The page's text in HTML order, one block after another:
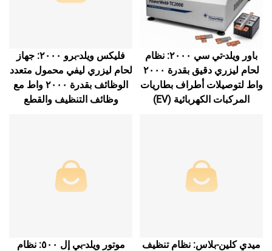
باور ويلد-تي سي ٢٠٠٠: نظام
لحام ليزري دقيق بقدرة ٢٠٠٠
واط لتوصيلات أطراف بطاريات
المركبات الكهربائية (EV)
فليكس ويلد-برو ٢٠٠٠: جهاز
لحام ليزري ليفي محمول متعدد
الوظائف بقدرة ٢٠٠٠ واط مع
وظائف التنظيف والقطع
ميدي كلين-بلاس: نظام تنظيف
موتور ويلد-بي إل ٥٠٠: نظام